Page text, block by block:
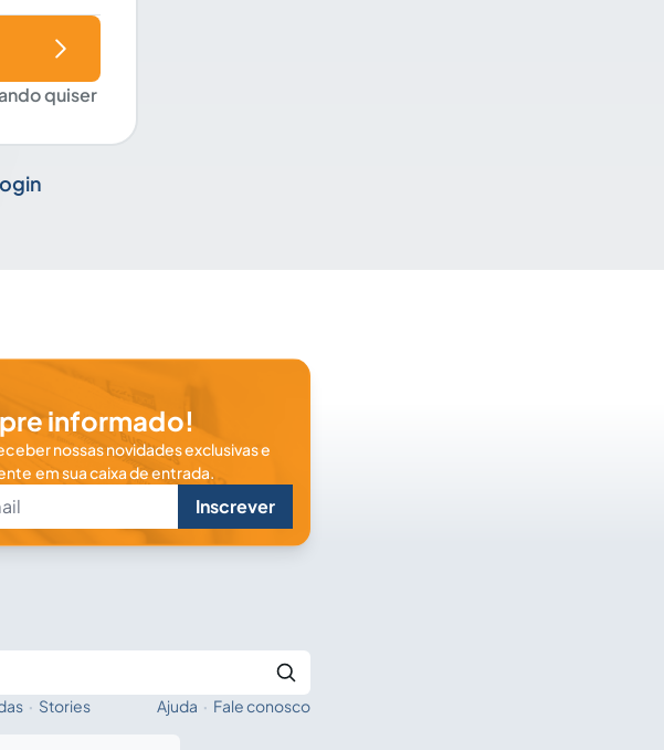
quiser
informado!
nossas novidades exclusivas e
em sua caixa de entrada.
Inscrever
· Stories Ajuda · Fale conosco